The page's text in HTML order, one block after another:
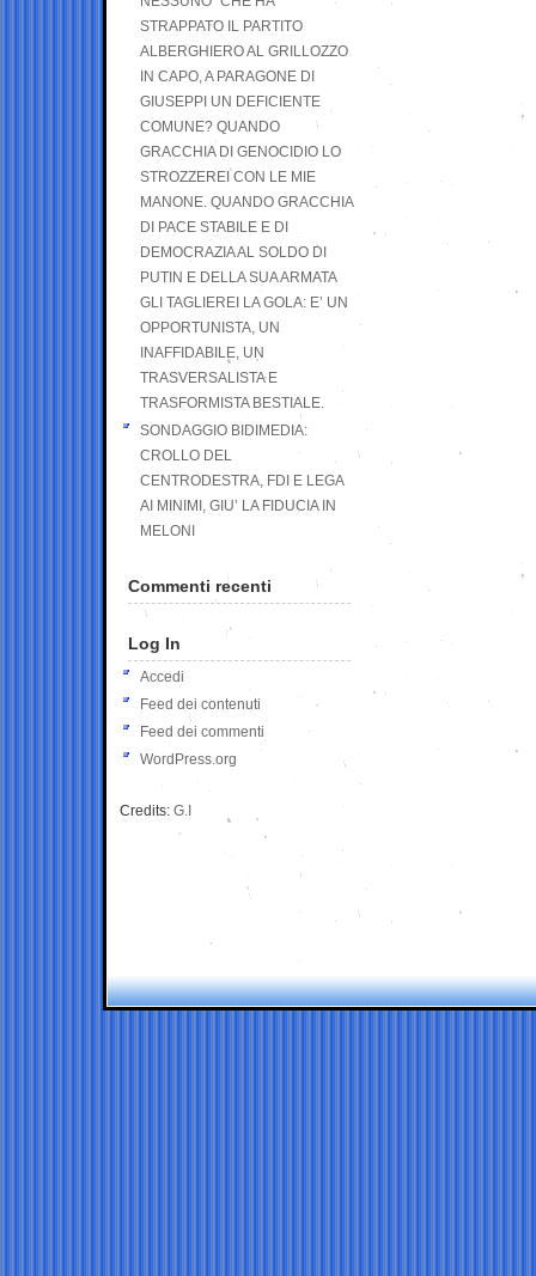
STRAPPATO IL PARTITO
ALBERGHIERO AL GRILLOZZO
IN CAPO, A PARAGONE DI
GIUSEPPI UN DEFICIENTE
COMUNE? QUANDO
GRACCHIA DI GENOCIDIO LO
STROZZEREI CON LE MIE
MANONE. QUANDO GRACCHIA
DI PACE STABILE E DI
DEMOCRAZIA AL SOLDO DI
PUTIN E DELLA SUA ARMATA
GLI TAGLIEREI LA GOLA: E’ UN
OPPORTUNISTA, UN
INAFFIDABILE, UN
TRASVERSALISTA E
TRASFORMISTA BESTIALE.
SONDAGGIO BIDIMEDIA:
CROLLO DEL
CENTRODESTRA, FDI E LEGA
AI MINIMI, GIU’ LA FIDUCIA IN
MELONI
Commenti recenti
Log In
Accedi
Feed dei contenuti
Feed dei commenti
WordPress.org
Credits: G.I